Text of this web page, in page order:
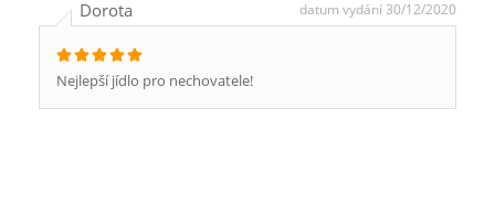
Dorota datum vydání 30/12/2020
Nejlepší jídlo pro nechovatele!